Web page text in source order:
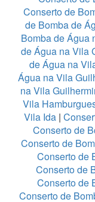
Conserto de
de Bomba de
Bomba de Água
de Água na Vila
de Água na
Água na Vila
na Vila
Vila
Vila Ida|
Conserto de
Conserto de
Conserto de
Conserto de
Conserto de
Conserto de